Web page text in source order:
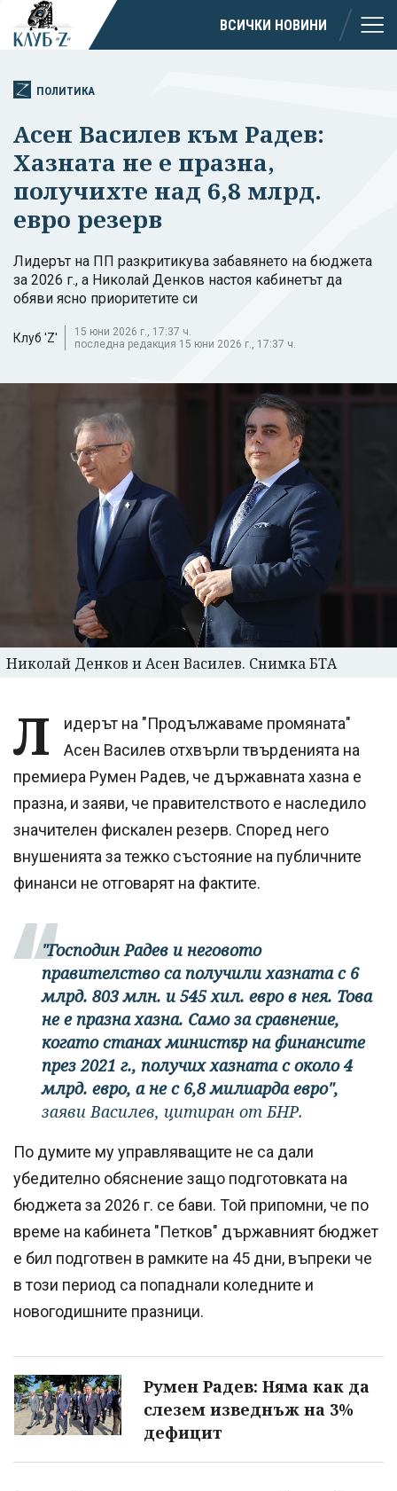
ВСИЧКИ НОВИНИ
ПОЛИТИКА
Асен Василев към Радев:
Хазната не е празна,
получихте над 6,8 млрд.
евро резерв
Лидерът на ПП разкритикува забавянето на бюджета
за 2026 г., а Николай Денков настоя кабинетът да
обяви ясно приоритетите си
Клуб 'Z'
15 юни 2026 г., 17:37 ч.
последна редакция 15 юни 2026 г., 17:37 ч.
Николай Денков и Асен Василев. Снимка БТА
Л
идерът на "Продължаваме промяната"
Асен Василев отхвърли твърденията на
премиера Румен Радев, че държавната хазна е
празна, и заяви, че правителството е наследило
значителен фискален резерв. Според него
внушенията за тежко състояние на публичните
финанси не отговарят на фактите.
"Господин Радев и неговото
правителство са получили хазната с 6
млрд. 803 млн. и 545 хил. евро в нея. Това
не е празна хазна. Само за сравнение,
когато станах министър на финансите
през 2021 г., получих хазната с около 4
млрд. евро, а не с 6,8 милиарда евро",
заяви Василев, цитиран от БНР.
По думите му управляващите не са дали
убедително обяснение защо подготовката на
бюджета за 2026 г. се бави. Той припомни, че по
време на кабинета "Петков" държавният бюджет
е бил подготвен в рамките на 45 дни, въпреки че
в този период са попаднали коледните и
новогодишните празници.
Румен Радев: Няма как да
слезем изведнъж на 3%
дефицит